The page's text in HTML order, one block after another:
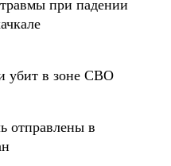
при падении
убит в зоне СВО
отправлены в